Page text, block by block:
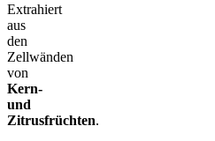
Extrahiert
aus
den
Zellwänden
von
Kern-
und
Zitrusfrüchten.